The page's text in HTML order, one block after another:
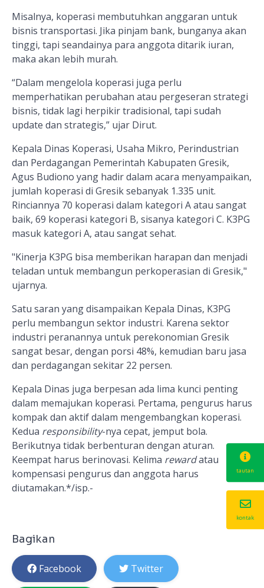
Misalnya, koperasi membutuhkan anggaran untuk
bisnis transportasi. Jika pinjam bank, bunganya akan
tinggi, tapi seandainya para anggota ditarik iuran,
maka akan lebih murah.
“Dalam mengelola koperasi juga perlu
memperhatikan perubahan atau pergeseran strategi
bisnis, tidak lagi herpikir tradisional, tapi sudah
update dan strategis,” ujar Dirut.
Kepala Dinas Koperasi, Usaha Mikro, Perindustrian
dan Perdagangan Pemerintah Kabupaten Gresik,
Agus Budiono yang hadir dalam acara menyampaikan,
jumlah koperasi di Gresik sebanyak 1.335 unit.
Rinciannya 70 koperasi dalam kategori A atau sangat
baik, 69 koperasi kategori B, sisanya kategori C. K3PG
masuk kategori A, atau sangat sehat.
"Kinerja K3PG bisa memberikan harapan dan menjadi
teladan untuk membangun perkoperasian di Gresik,"
ujarnya.
Satu saran yang disampaikan Kepala Dinas, K3PG
perlu membangun sektor industri. Karena sektor
industri peranannya untuk perekonomian Gresik
sangat besar, dengan porsi 48%, kemudian baru jasa
dan perdagangan sekitar 22 persen.
Kepala Dinas juga berpesan ada lima kunci penting
dalam memajukan koperasi. Pertama, pengurus harus
kompak dan aktif dalam mengembangkan koperasi.
Kedua responsibility-nya cepat, jemput bola.
Berikutnya tidak berbenturan dengan aturan.
Keempat harus berinovasi. Kelima rewardatau
kompensasi pengurus dan anggota harus
diutamakan.*/isp.-
Bagikan
Facebook Twitter
tautan
kontak